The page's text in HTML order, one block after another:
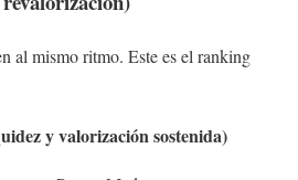
al mismo ritmo. Este es el ranking
y valorización sostenida)